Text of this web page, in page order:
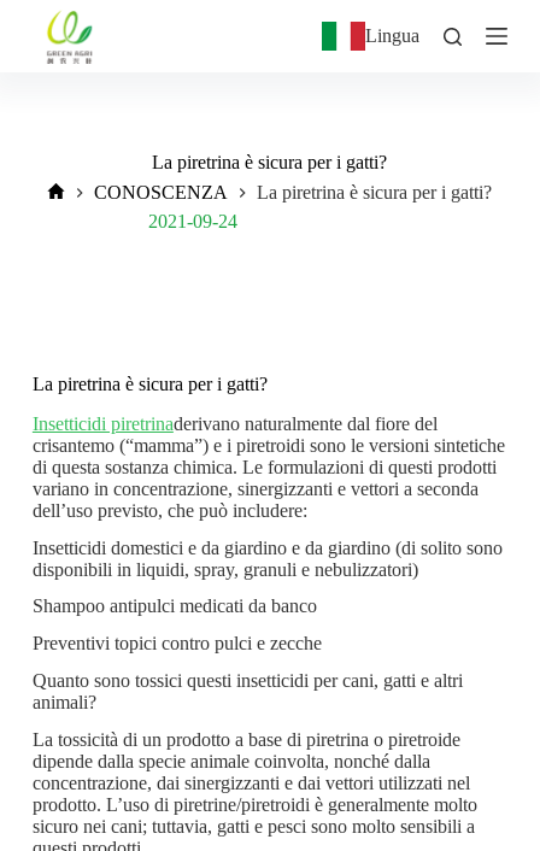
Lingua
La piretrina è sicura per i gatti?
CONOSCENZA
La piretrina è sicura per i gatti?
2021-09-24
La piretrina è sicura per i gatti?
Insetticidi piretrinaderivano naturalmente dal fiore del
crisantemo (“mamma”) e i piretroidi sono le versioni sintetiche
di questa sostanza chimica. Le formulazioni di questi prodotti
variano in concentrazione, sinergizzanti e vettori a seconda
dell’uso previsto, che può includere:
Insetticidi domestici e da giardino e da giardino (di solito sono
disponibili in liquidi, spray, granuli e nebulizzatori)
Shampoo antipulci medicati da banco
Preventivi topici contro pulci e zecche
Quanto sono tossici questi insetticidi per cani, gatti e altri
animali?
La tossicità di un prodotto a base di piretrina o piretroide
dipende dalla specie animale coinvolta, nonché dalla
concentrazione, dai sinergizzanti e dai vettori utilizzati nel
prodotto. L’uso di piretrine/piretroidi è generalmente molto
sicuro nei cani; tuttavia, gatti e pesci sono molto sensibili a